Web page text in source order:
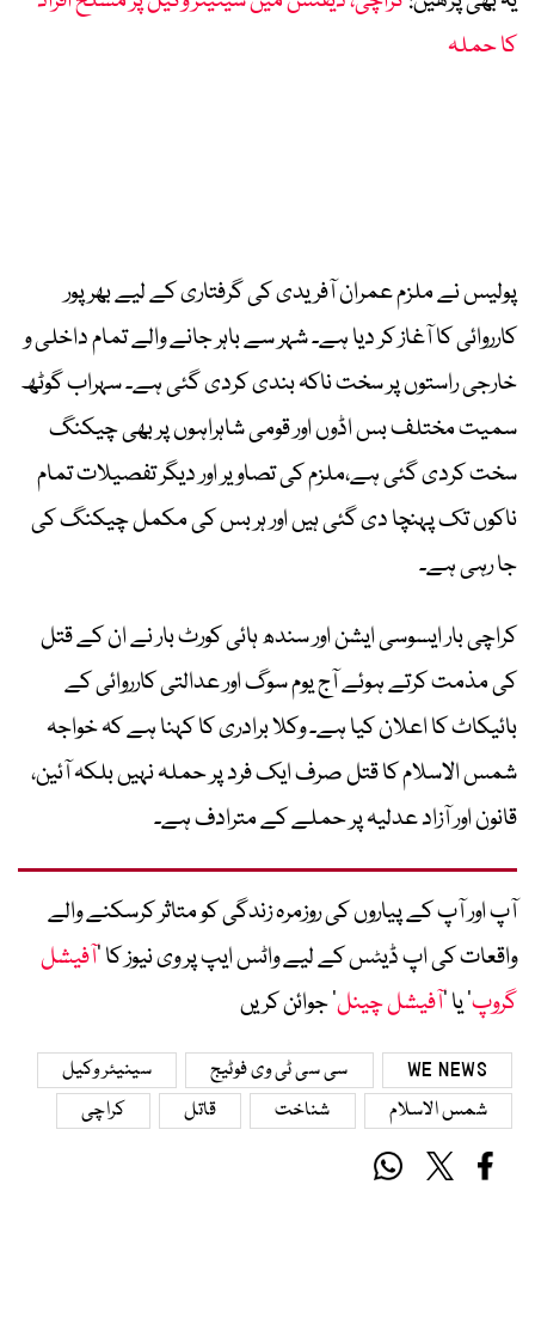
کا حملہ
پولیس نے ملزم عمران آفریدی کی گرفتاری کے لیے بھرپور
کارروائی کا آغاز کر دیا ہے۔ شہر سے باہر جانے والے تمام داخلی و
خارجی راستوں پر سخت ناکہ بندی کردی گئی ہے۔ سہراب گوٹھ
سمیت مختلف بس اڈوں اور قومی شاہراہوں پر بھی چیکنگ
سخت کردی گئی ہے،ملزم کی تصاویر اور دیگر تفصیلات تمام
ناکوں تک پہنچا دی گئی ہیں اور ہر بس کی مکمل چیکنگ کی
جا رہی ہے۔
کراچی بار ایسوسی ایشن اور سندھ ہائی کورٹ بار نے ان کے قتل
کی مذمت کرتے ہوئے آج یوم سوگ اور عدالتی کارروائی کے
بائیکاٹ کا اعلان کیا ہے۔ وکلا برادری کا کہنا ہے کہ خواجہ
شمس الاسلام کا قتل صرف ایک فرد پر حملہ نہیں بلکہ آئین،
قانون اور آزاد عدلیہ پر حملے کے مترادف ہے۔
آپ اور آپ کے پیاروں کی روزمرہ زندگی کو متاثر کرسکنے والے
واقعات کی اپ ڈیٹس کے لیے واٹس ایپ پر وی نیوز کا ’آفیشل
گروپ‘ یا ’آفیشل چینل‘ جوائن کریں
WE NEWS سی سی ٹی وی فوٹیج
سینیئر وکیل
شمس الاسلام
شناخت قاتل کراچی